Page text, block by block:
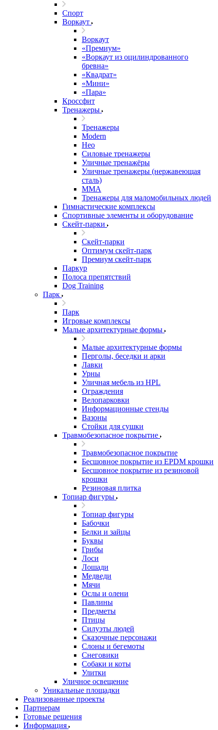
Спорт
Воркаут
Воркаут
«Премиум»
«Воркаут из оцилиндрованного
бревна»
«Квадрат»
«Мини»
«Пара»
Кроссфит
Тренажеры
Тренажеры
Modern
Нео
Силовые тренажеры
Уличные тренажёры
Уличные тренажеры (нержавеющая
сталь)
ММА
Тренажеры для маломобильных людей
Гимнастические комплексы
Спортивные элементы и оборудование
Скейт-парки
Скейт-парки
Оптимум скейт-парк
Премиум скейт-парк
Паркур
Полоса препятствий
Dog Training
Парк
Парк
Игровые комплексы
Малые архитектурные формы
Малые архитектурные формы
Перголы, беседки и арки
Лавки
Урны
Уличная мебель из HPL
Ограждения
Велопарковки
Информационные стенды
Вазоны
Стойки для сушки
Травмобезопасное покрытие
Травмобезопасное покрытие
Бесшовное покрытие из EPDM крошки
Бесшовное покрытие из резиновой
крошки
Резиновая плитка
Топиар фигуры
Топиар фигуры
Бабочки
Белки и зайцы
Буквы
Грибы
Лоси
Лошади
Медведи
Мячи
Ослы и олени
Павлины
Предметы
Птицы
Силуэты людей
Сказочные персонажи
Слоны и бегемоты
Снеговики
Собаки и коты
Улитки
Уличное освещение
Уникальные площадки
Реализованные проекты
Партнерам
Готовые решения
Информация